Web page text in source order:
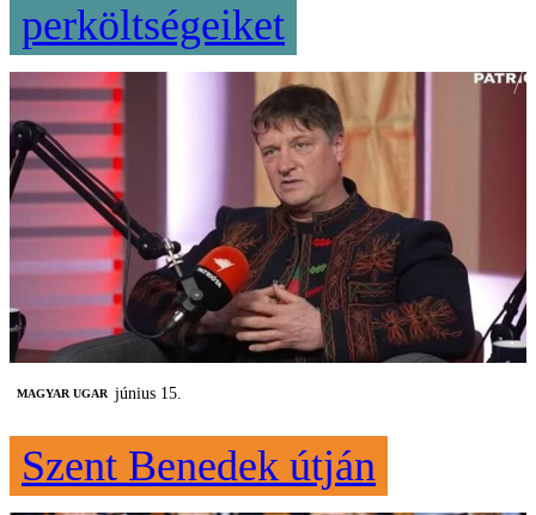
perköltségeiket
MAGYAR UGAR június 15.
Szent Benedek útján